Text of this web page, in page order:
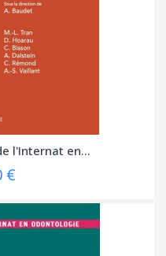
l'Internat en...
€